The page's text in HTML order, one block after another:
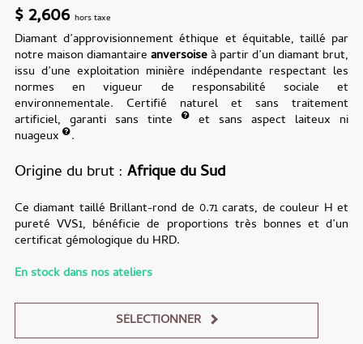
$2,606 hors taxe
Diamant d’approvisionnement éthique et équitable, taillé par
notre maison diamantaire anversoiseà partir d’un diamant brut,
issu d’une exploitation minière indépendante respectant les
normes en vigueur de responsabilité sociale et
environnementale. Certifié naturel et sans traitement
artificiel, garanti sans tinte
et sans aspect laiteux ni
nuageux
.
Origine du brut Afrique du Sud
Ce diamant taillé Brillant-rond de 0.71 carats, de couleur H et
pureté VVS1, bénéficie de proportions très bonnes et d’un
certificat gémologique du HRD.
En stock dans nos ateliers
SÉLECTIONNER